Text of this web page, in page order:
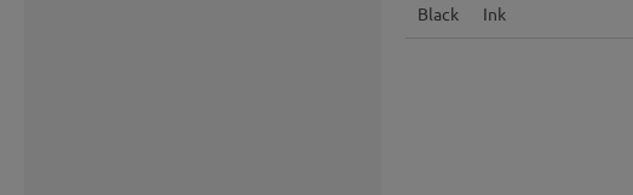
Black Ink